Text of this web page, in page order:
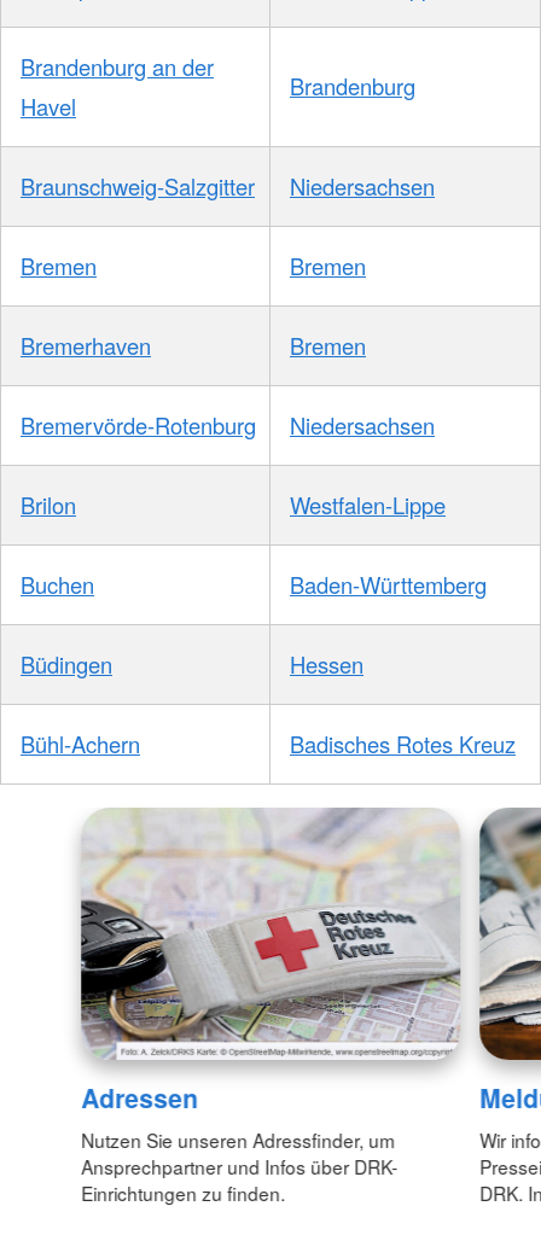
Brandenburg an der
Havel
Brandenburg
Braunschweig-Salzgitter Niedersachsen
Bremen Bremen
Bremerhaven Bremen
Bremervörde-Rotenburg Niedersachsen
Brilon Westfalen-Lippe
Buchen Baden-Württemberg
Büdingen Hessen
Bühl-Achern Badisches Rotes Kreuz
Adressen
Nutzen Sie unseren Adressfinder, um
Ansprechpartner und Infos über DRK-
Einrichtungen zu finden.
Wir
DRK.